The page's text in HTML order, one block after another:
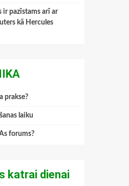
ir pazīstams arī ar
kā Hercules
prakse?
laiku
forums?
katrai dienai